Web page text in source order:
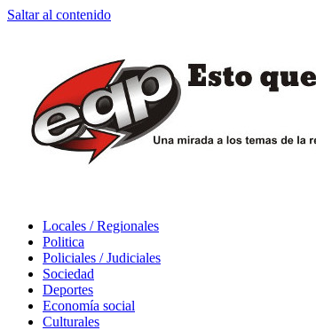
Saltar al contenido
Locales / Regionales
Politica
Policiales / Judiciales
Sociedad
Deportes
Economía social
Culturales